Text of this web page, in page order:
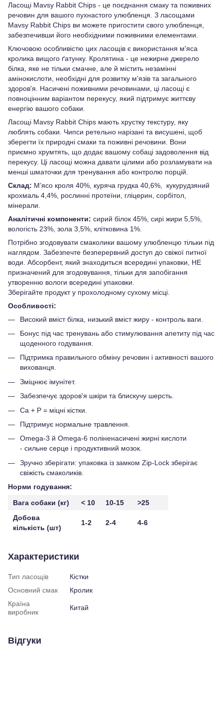
Ласощі Mavsy Rabbit Chips - це поєднання смаку та поживних
речовин для вашого пухнастого улюбленця. З ласощами
Mavsy Rabbit Chips ви можете пригостити свого улюбленця,
забезпечивши його необхідними поживними елементами.
Ключовою особливістю цих ласощів є використання м'яса
кролика вищого ґатунку. Кролятина - це нежирне джерело
білка, яке не тільки смачне, але й містить незамінні
амінокислоти, необхідні для розвитку м'язів та загального
здоров'я. Насичені поживними речовинами, ці ласощі є
повноцінним варіантом перекусу, який підтримує життєву
енергію вашого собаки.
Ласощі Mavsy Rabbit Chips мають хрустку текстуру, яку
люблять собаки. Чипси ретельно нарізані та висушені, щоб
зберегти їх природні смаки та поживні речовини. Вони
приємно хрумтять, що додає вашому собаці задоволення від
перекусу. Ці ласощі можна давати цілими або розламувати на
менші шматочки для тренування або контролю порцій.
Склад: М’ясо кроля 40%, куряча грудка 40,6%, кукурудзяний
крохмаль 4,4%, рослинні протеїни, гліцерин, сорбітол,
мінерали.
Аналітичні компоненти: сирий білок 45%, сирі жири 5,5%,
вологість 23%, зола 3,5%, клітковина 1%.
Потрібно згодовувати смаколики вашому улюбленцю тільки під
наглядом. Забезпечте безперервний доступ до свіжої питної
води. Абсорбент, який знаходиться всередині упаковки, НЕ
призначений для згодовування, тільки для запобігання
утворенню вологи всередині упаковки.
Зберігайте продукт у прохолодному сухому місці.
Особливості:
Високий вміст білка, низький вміст жиру - контроль ваги.
Бонус під час тренувань або стимулювання апетиту під час
щоденного годування.
Підтримка правильного обміну речовин і активності вашого
вихованця.
Зміцнює імунітет.
Забезпечує здоров'я шкіри та блискучу шерсть.
Ca + P = міцні кістки.
Підтримує нормальне травлення.
Omega-3 й Omega-6 поліненасичені жирні кислоти
- сильне серце і продуктивний мозок.
Зручно зберігати: упаковка із замком Zір-Lосk зберігає
свіжість смаколиків.
Норми годування:
Вага собаки (кг)
< 10 10-15
>25
Добова
кількість (шт)
1-2 2-4 4-6
Характеристики
Тип ласощів
Кістки
Основний смак
Кролик
Країна
виробник
Китай
Відгуки